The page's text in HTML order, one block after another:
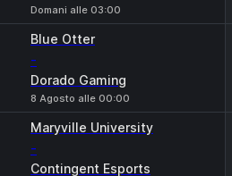
Domani alle 03:00
Blue Otter
-
Dorado Gaming
8 Agosto alle 00:00
Maryville University
-
Contingent Esports